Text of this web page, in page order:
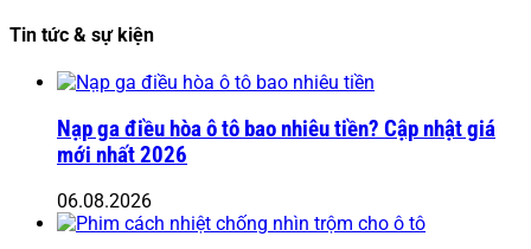
Tin tức & sự kiện
Nạp ga điều hòa ô tô bao nhiêu tiền? Cập nhật giá
mới nhất 2026
06.08.2026